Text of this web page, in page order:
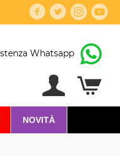
Whatsapp
NOVITÀ